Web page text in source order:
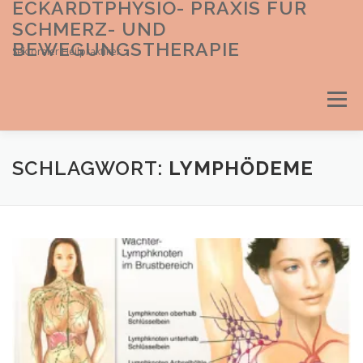
Direkt
zum
Inhalt
ECKARDTPHYSIO- PRAXIS FÜR
SCHMERZ- UND
BEWEGUNGSTHERAPIE
Sektoraler Heilpraktiker
Menü
SCHLAGWORT: LYMPHÖDEME